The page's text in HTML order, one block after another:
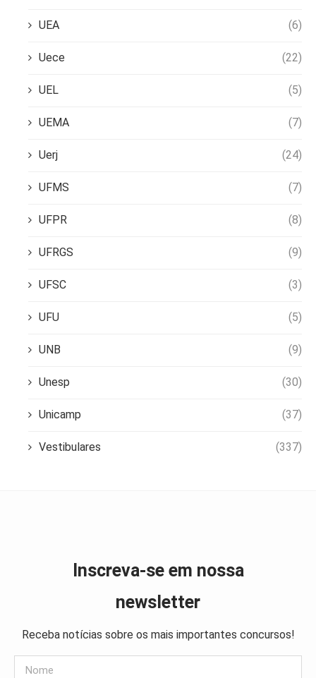
UEA (6)
Uece (22)
UEL (5)
UEMA (7)
Uerj (24)
UFMS (7)
UFPR (8)
UFRGS (9)
UFSC (3)
UFU (5)
UNB (9)
Unesp (30)
Unicamp (37)
Vestibulares (337)
Inscreva-se em nossa
newsletter
Receba notícias sobre os mais importantes concursos!